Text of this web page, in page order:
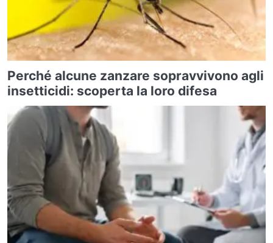
Perché alcune zanzare sopravvivono agli
insetticidi: scoperta la loro difesa